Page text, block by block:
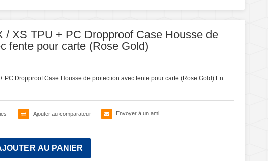
/ XS TPU + PC Dropproof Case Housse de
fente pour carte (Rose Gold)
PC Dropproof Case Housse de protection avec fente pour carte (Rose Gold) En
Ajouter au comparateur Envoyer à un ami
AU PANIER